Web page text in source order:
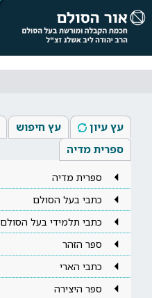
עץ עיון עץ חיפוש
ספרית מדיה
ספרית מדיה
כתבי בעל הסולם
כתבי תלמידי בעל הסולם
ספר הזהר
כתבי הארי
ספר היצירה